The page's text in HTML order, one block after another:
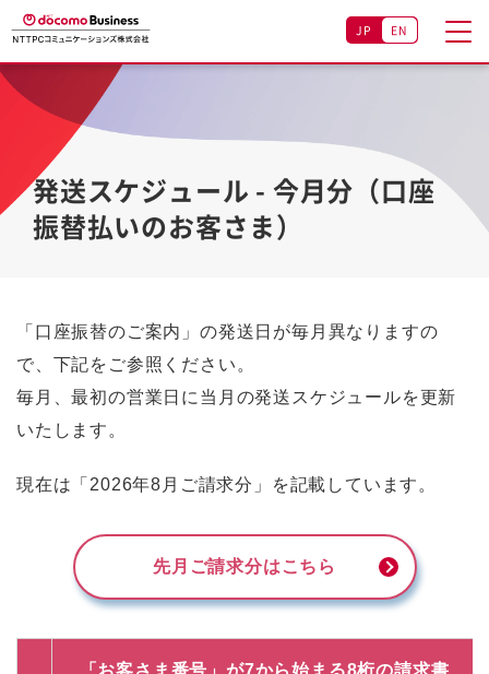
JP EN
発送スケジュール - 今月分（口座
振替払いのお客さま）
「口座振替のご案内」の発送日が毎月異なりますの
で、下記をご参照ください。
毎月、最初の営業日に当月の発送スケジュールを更新
いたします。
現在は「2026年8月ご請求分」を記載しています。
先月ご請求分はこちら
「お客さま番号」が7から始まる8桁の請求書